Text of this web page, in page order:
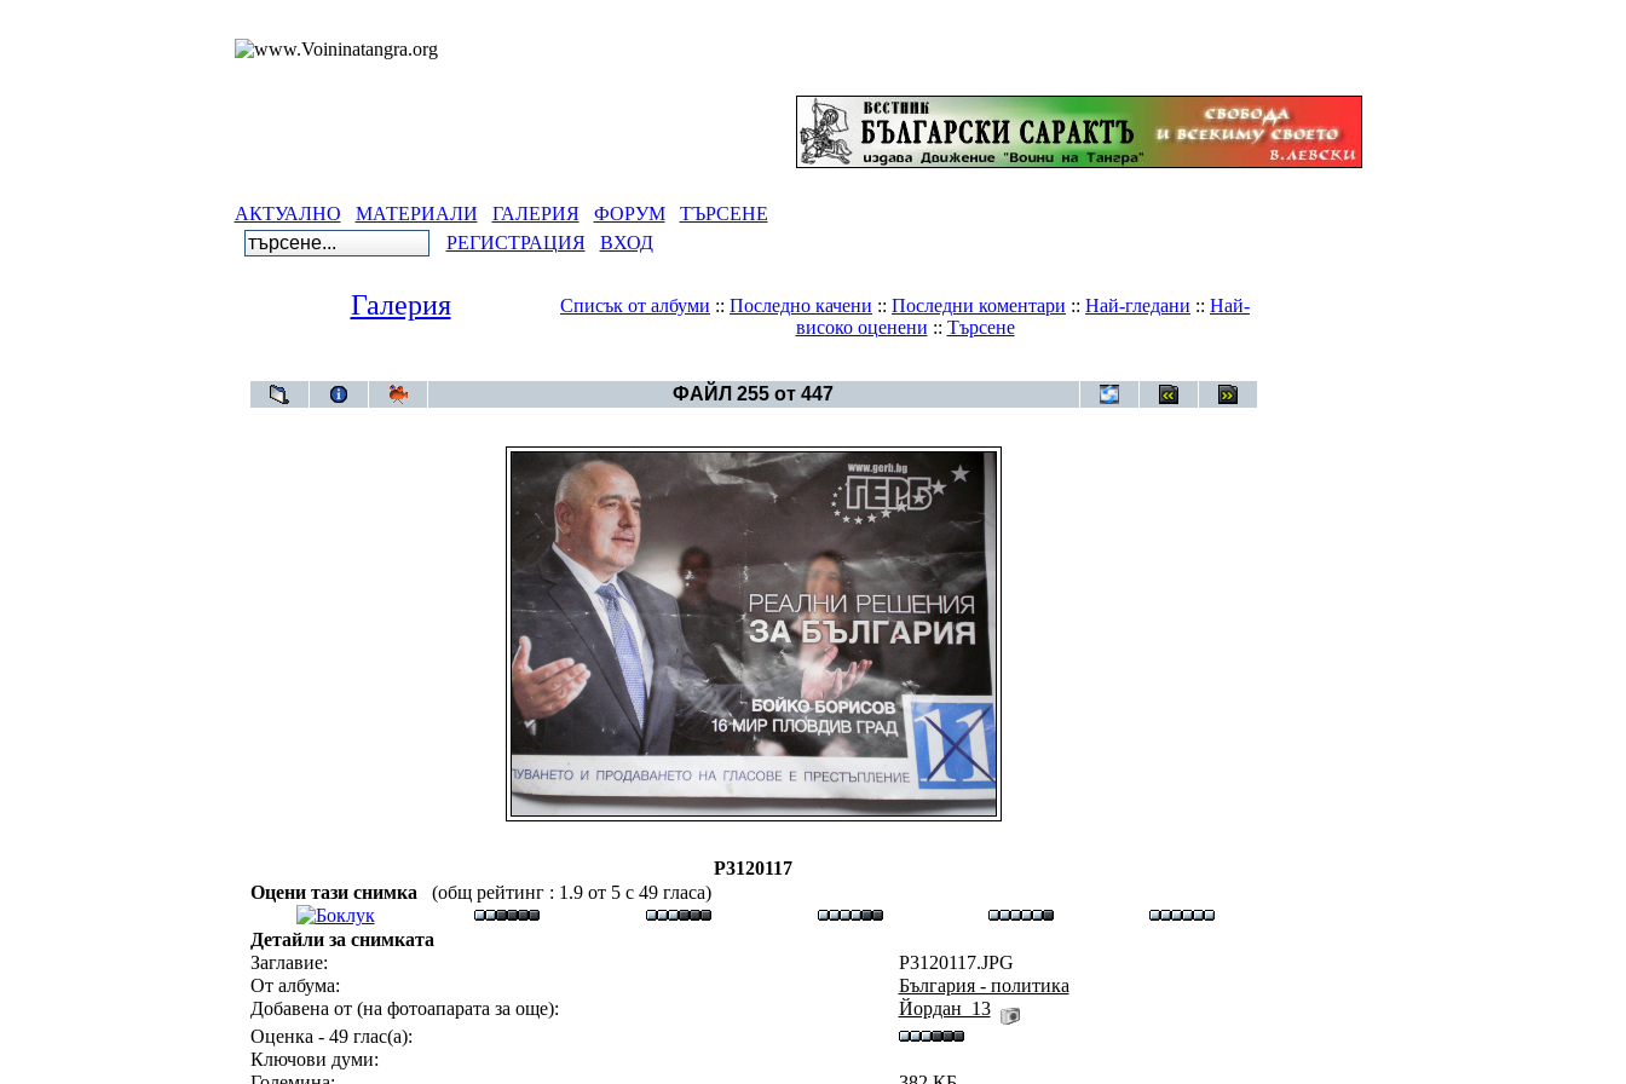
АКТУАЛНО МАТЕРИАЛИ ГАЛЕРИЯ ФОРУМ
ТЪРСЕНЕ
РЕГИСТРАЦИЯ
ВХОД
Галерия Списък от албуми :: Последно качени :: Последни коментари :: Най-гледани :: Най-
високо оценени :: Търсене
ФАЙЛ 255 от 447
P3120117
Оцени тази снимка
(общ рейтинг : 1.9 от 5 с 49 гласа)
Детайли за снимката
Заглавие:
P3120117.JPG
От албума:
България - политика
Добавена от (на фотоапарата за още):
Йордан_13
Оценка - 49 глас(а):
Ключови думи: